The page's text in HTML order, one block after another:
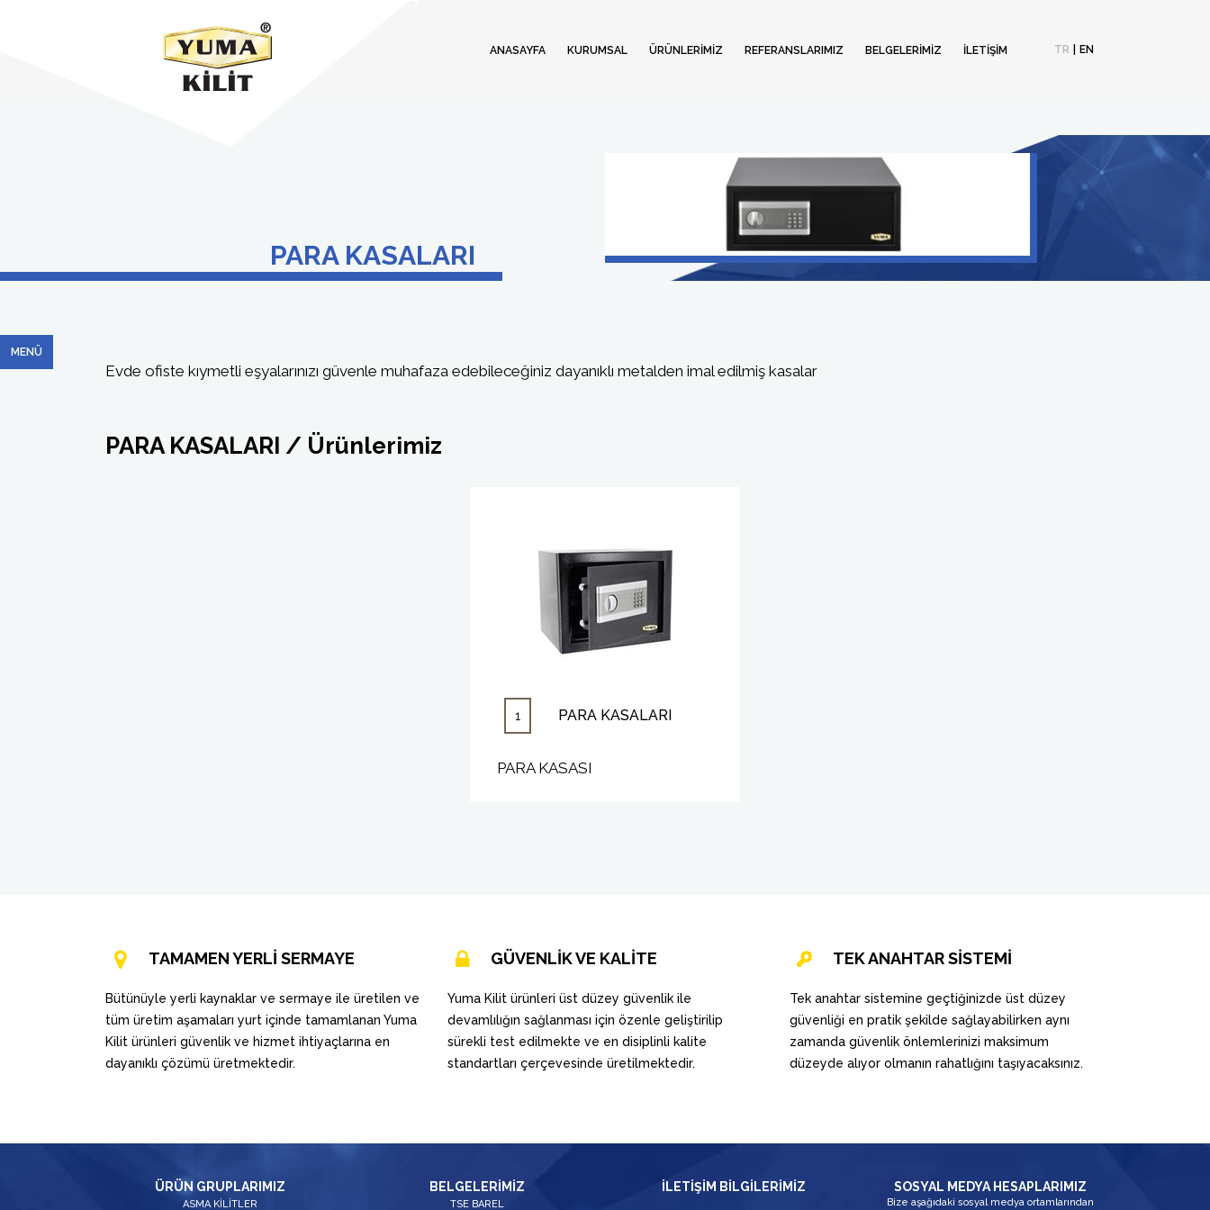
ANASAYFA KURUMSAL ÜRÜNLERİMİZ REFERANSLARIMIZ BELGELERİMİZ İLETİŞİM TR EN
MENÜ
PARA KASALARI
Evde ofiste kıymetli eşyalarınızı güvenle muhafaza edebileceğiniz dayanıklı metalden imal edilmiş kasalar
PARA KASALARI / Ürünlerimiz
1 PARA KASALARI
PARA KASASI
TAMAMEN YERLİ SERMAYE
Bütünüyle yerli kaynaklar ve sermaye ile üretilen ve
tüm üretim aşamaları yurt içinde tamamlanan Yuma
Kilit ürünleri güvenlik ve hizmet ihtiyaçlarına en
dayanıklı çözümü üretmektedir.
GÜVENLİK VE KALİTE
Yuma Kilit ürünleri üst düzey güvenlik ile
devamlılığın sağlanması için özenle geliştirilip
sürekli test edilmekte ve en disiplinli kalite
standartları çerçevesinde üretilmektedir.
TEK ANAHTAR SİSTEMİ
Tek anahtar sistemine geçtiğinizde üst düzey
güvenliği en pratik şekilde sağlayabilirken aynı
zamanda güvenlik önlemlerinizi maksimum
düzeyde alıyor olmanın rahatlığını taşıyacaksınız.
ÜRÜN GRUPLARIMIZ
ASMA KİLİTLER
BELGELERİMİZ
TSE BAREL
İLETİŞİM BİLGİLERİMİZ SOSYAL MEDYA HESAPLARIMIZ
Bize aşağıdaki sosyal medya ortamlarından